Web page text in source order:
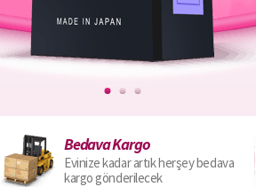
Bedava Kargo
Evinize kadar artık herşey bedava
kargo gönderilecek